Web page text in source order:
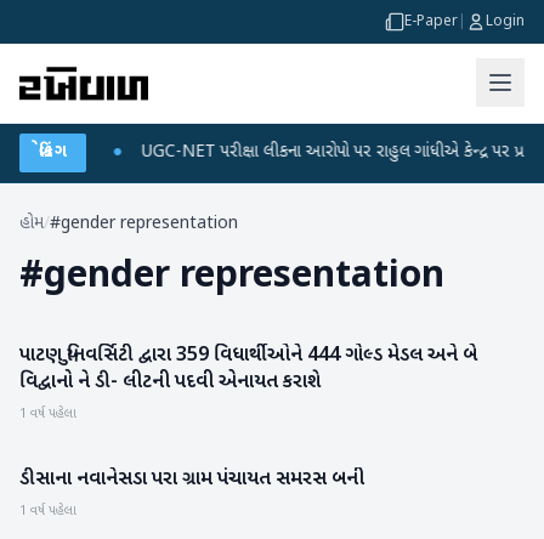
E-Paper Login
બ્રેકિંગ
પ્લાન UGC-NET પરીક્ષા લીકના આરોપો પર રાહુલ ગાંધીએ કેન્દ્ર પર પ્રહાર
હોમ/#gender representation
#gender representation
પાટણ
પાટણ યુનિવર્સિટી દ્વારા 359 વિધાર્થીઓને 444 ગોલ્ડ મેડલ અને બે
વિદ્વાનો ને ડી- લીટની પદવી એનાયત કરાશે
1 વર્ષ પહેલા
બનાસકાંઠા
ડીસાના નવાનેસડા પરા ગ્રામ પંચાયત સમરસ બની
1 વર્ષ પહેલા